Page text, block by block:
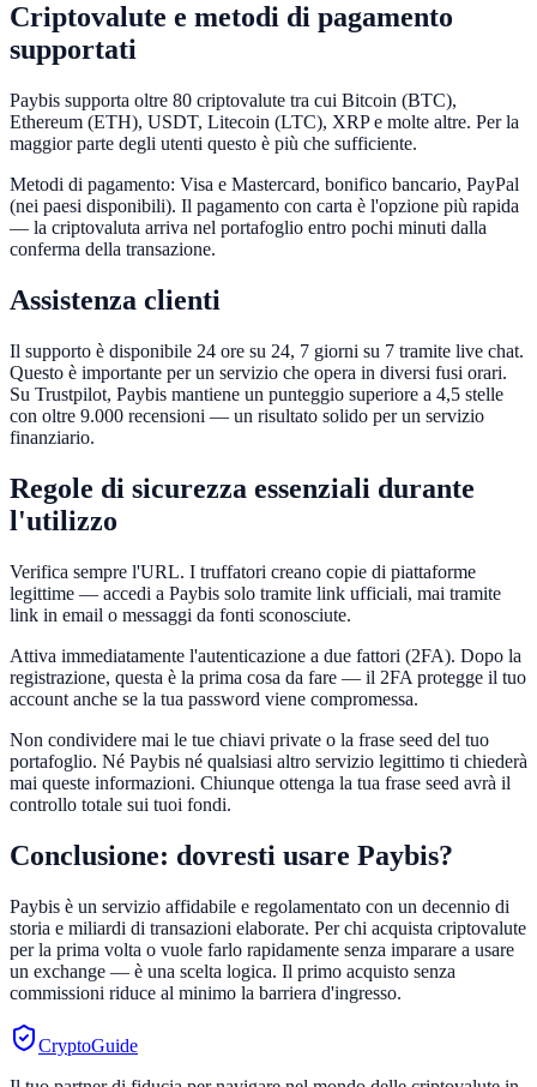
Criptovalute e metodi di pagamento
supportati
Paybis supporta oltre 80 criptovalute tra cui Bitcoin (BTC),
Ethereum (ETH), USDT, Litecoin (LTC), XRP e molte altre. Per la
maggior parte degli utenti questo è più che sufficiente.
Metodi di pagamento: Visa e Mastercard, bonifico bancario, PayPal
(nei paesi disponibili). Il pagamento con carta è l'opzione più rapida
— la criptovaluta arriva nel portafoglio entro pochi minuti dalla
conferma della transazione.
Assistenza clienti
Il supporto è disponibile 24 ore su 24, 7 giorni su 7 tramite live chat.
Questo è importante per un servizio che opera in diversi fusi orari.
Su Trustpilot, Paybis mantiene un punteggio superiore a 4,5 stelle
con oltre 9.000 recensioni — un risultato solido per un servizio
finanziario.
Regole di sicurezza essenziali durante
l'utilizzo
Verifica sempre l'URL. I truffatori creano copie di piattaforme
legittime — accedi a Paybis solo tramite link ufficiali, mai tramite
link in email o messaggi da fonti sconosciute.
Attiva immediatamente l'autenticazione a due fattori (2FA). Dopo la
registrazione, questa è la prima cosa da fare — il 2FA protegge il tuo
account anche se la tua password viene compromessa.
Non condividere mai le tue chiavi private o la frase seed del tuo
portafoglio. Né Paybis né qualsiasi altro servizio legittimo ti chiederà
mai queste informazioni. Chiunque ottenga la tua frase seed avrà il
controllo totale sui tuoi fondi.
Conclusione: dovresti usare Paybis?
Paybis è un servizio affidabile e regolamentato con un decennio di
storia e miliardi di transazioni elaborate. Per chi acquista criptovalute
per la prima volta o vuole farlo rapidamente senza imparare a usare
un exchange — è una scelta logica. Il primo acquisto senza
commissioni riduce al minimo la barriera d'ingresso.
CryptoGuide